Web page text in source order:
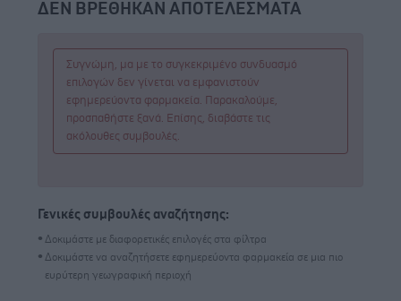
ΔΕΝ ΒΡΕΘΗΚΑΝ ΑΠΟΤΕΛΕΣΜΑΤΑ
Συγνώμη, μα με το συγκεκριμένο συνδυασμό
επιλογών δεν γίνεται να εμφανιστούν
εφημερεύοντα φαρμακεία. Παρακαλούμε,
προσπαθήστε ξανά. Επίσης, διαβάστε τις
ακόλουθες συμβουλές.
Γενικές συμβουλές αναζήτησης:
Δοκιμάστε με διαφορετικές επιλογές στα φίλτρα
Δοκιμάστε να αναζητήσετε εφημερεύοντα φαρμακεία σε μια πιο
ευρύτερη γεωγραφική περιοχή